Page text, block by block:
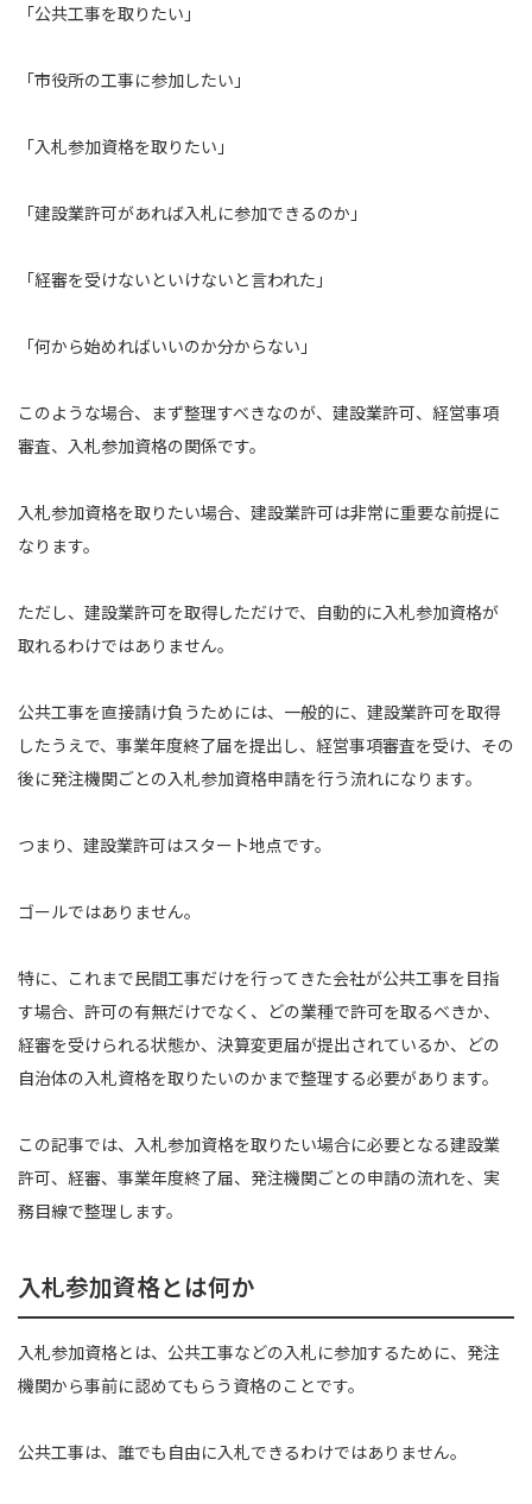
「公共工事を取りたい」
「市役所の工事に参加したい」
「入札参加資格を取りたい」
「建設業許可があれば入札に参加できるのか」
「経審を受けないといけないと言われた」
「何から始めればいいのか分からない」
このような場合、まず整理すべきなのが、建設業許可、経営事項
審査、入札参加資格の関係です。
入札参加資格を取りたい場合、建設業許可は非常に重要な前提に
なります。
ただし、建設業許可を取得しただけで、自動的に入札参加資格が
取れるわけではありません。
公共工事を直接請け負うためには、一般的に、建設業許可を取得
したうえで、事業年度終了届を提出し、経営事項審査を受け、その
後に発注機関ごとの入札参加資格申請を行う流れになります。
つまり、建設業許可はスタート地点です。
ゴールではありません。
特に、これまで民間工事だけを行ってきた会社が公共工事を目指
す場合、許可の有無だけでなく、どの業種で許可を取るべきか、
経審を受けられる状態か、決算変更届が提出されているか、どの
自治体の入札資格を取りたいのかまで整理する必要があります。
この記事では、入札参加資格を取りたい場合に必要となる建設業
許可、経審、事業年度終了届、発注機関ごとの申請の流れを、実
務目線で整理します。
入札参加資格とは何か
入札参加資格とは、公共工事などの入札に参加するために、発注
機関から事前に認めてもらう資格のことです。
公共工事は、誰でも自由に入札できるわけではありません。